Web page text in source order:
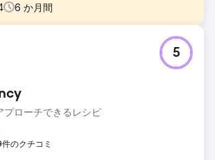
6 か月間
ブランド キーワードで強力な SEO プレ
より大きな検索ボリュームの機会を活用す
ランド キーワードに重点を置いていまし
が 28,000 という大きな可能性を秘めた非
ド カテゴリでの可視性が不足していまし
プローチできるレシピ
件のクチコミ
5